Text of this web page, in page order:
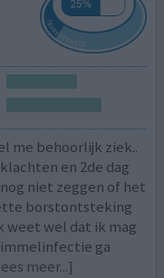
me behoorlijk ziek..
en 2de dag
niet zeggen of het
borstontsteking
weet wel dat ik mag
ga
meer...]